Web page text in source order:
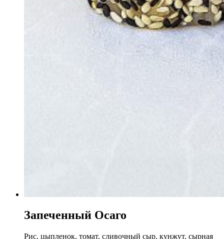
Запеченный Осаго
Рис, цыпленок, томат, сливочный сыр, кунжут, сырная